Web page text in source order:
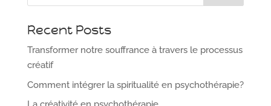
Recent Posts
Transformer notre souffrance à travers le processus
créatif
Comment intégrer la spiritualité en psychothérapie?